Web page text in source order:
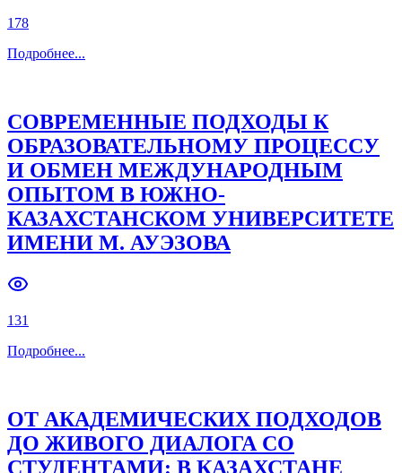
178
Подробнее...
СОВРЕМЕННЫЕ ПОДХОДЫ К
ОБРАЗОВАТЕЛЬНОМУ ПРОЦЕССУ
И ОБМЕН МЕЖДУНАРОДНЫМ
ОПЫТОМ В ЮЖНО-
КАЗАХСТАНСКОМ УНИВЕРСИТЕТЕ
ИМЕНИ М. АУЭЗОВА
131
Подробнее...
ОТ АКАДЕМИЧЕСКИХ ПОДХОДОВ
ДО ЖИВОГО ДИАЛОГА СО
СТУДЕНТАМИ: В КАЗАХСТАНЕ